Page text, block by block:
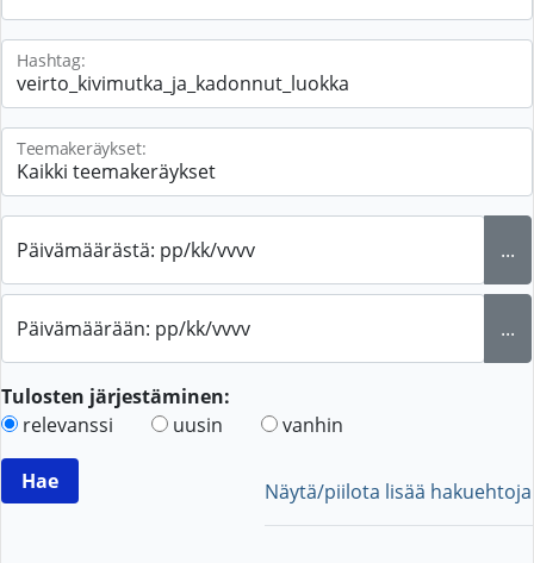
Hashtag:
Teemakeräykset:
Päivämäärästä: pp/kk/vvvv ...
Päivämäärään: pp/kk/vvvv ...
Tulosten järjestäminen:
relevanssi
uusin vanhin
Näytä/piilota lisää hakuehtoja